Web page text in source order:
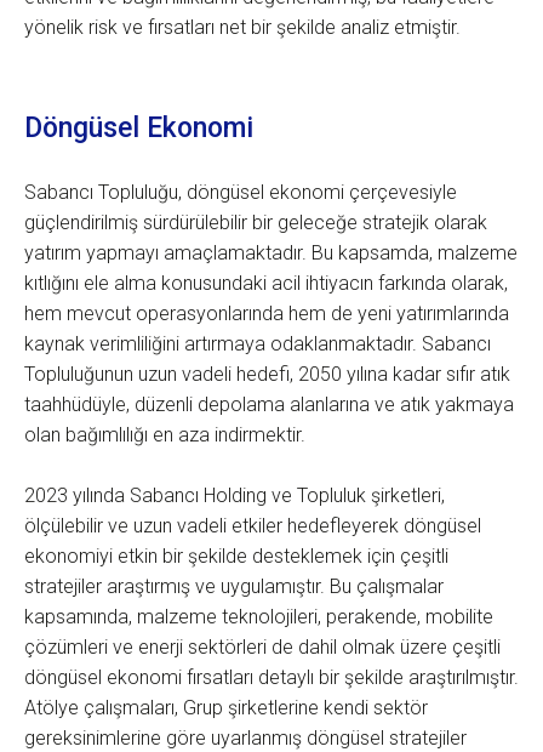
yönelik risk ve fırsatları net bir şekilde analiz etmiştir.
Döngüsel Ekonomi
Sabancı Topluluğu, döngüsel ekonomi çerçevesiyle
güçlendirilmiş sürdürülebilir bir geleceğe stratejik olarak
yatırım yapmayı amaçlamaktadır. Bu kapsamda, malzeme
kıtlığını ele alma konusundaki acil ihtiyacın farkında olarak,
hem mevcut operasyonlarında hem de yeni yatırımlarında
kaynak verimliliğini artırmaya odaklanmaktadır. Sabancı
Topluluğunun uzun vadeli hedefi, 2050 yılına kadar sıfır atık
taahhüdüyle, düzenli depolama alanlarına ve atık yakmaya
olan bağımlılığı en aza indirmektir.
2023 yılında Sabancı Holding ve Topluluk şirketleri,
ölçülebilir ve uzun vadeli etkiler hedefleyerek döngüsel
ekonomiyi etkin bir şekilde desteklemek için çeşitli
stratejiler araştırmış ve uygulamıştır. Bu çalışmalar
kapsamında, malzeme teknolojileri, perakende, mobilite
çözümleri ve enerji sektörleri de dahil olmak üzere çeşitli
döngüsel ekonomi fırsatları detaylı bir şekilde araştırılmıştır.
Atölye çalışmaları, Grup şirketlerine kendi sektör
gereksinimlerine göre uyarlanmış döngüsel stratejiler